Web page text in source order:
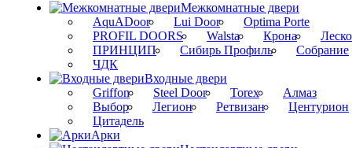
Межкомнатные двери
AquADoor
Lui Door
Optima Porte
PROFIL DOORS
Walsta Крона
ПРИНЦИП
Сибирь Профиль
Собрание
ЧДК
Входные двери
Griffon
Steel Door Torex
Алмаз
Выбор
Легион Ретвизан
Центурион
Цитадель
Арки